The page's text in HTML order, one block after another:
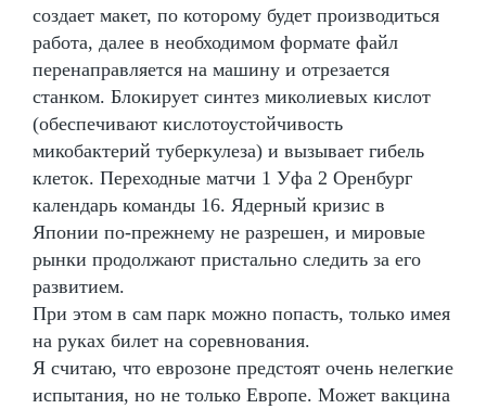
создает макет, по которому будет производиться
работа, далее в необходимом формате файл
перенаправляется на машину и отрезается
станком. Блокирует синтез миколиевых кислот
(обеспечивают кислотоустойчивость
микобактерий туберкулеза) и вызывает гибель
клеток. Переходные матчи 1 Уфа 2 Оренбург
календарь команды 16. Ядерный кризис в
Японии по-прежнему не разрешен, и мировые
рынки продолжают пристально следить за его
развитием.
При этом в сам парк можно попасть, только имея
на руках билет на соревнования.
Я считаю, что еврозоне предстоят очень нелегкие
испытания, но не только Европе. Может вакцина